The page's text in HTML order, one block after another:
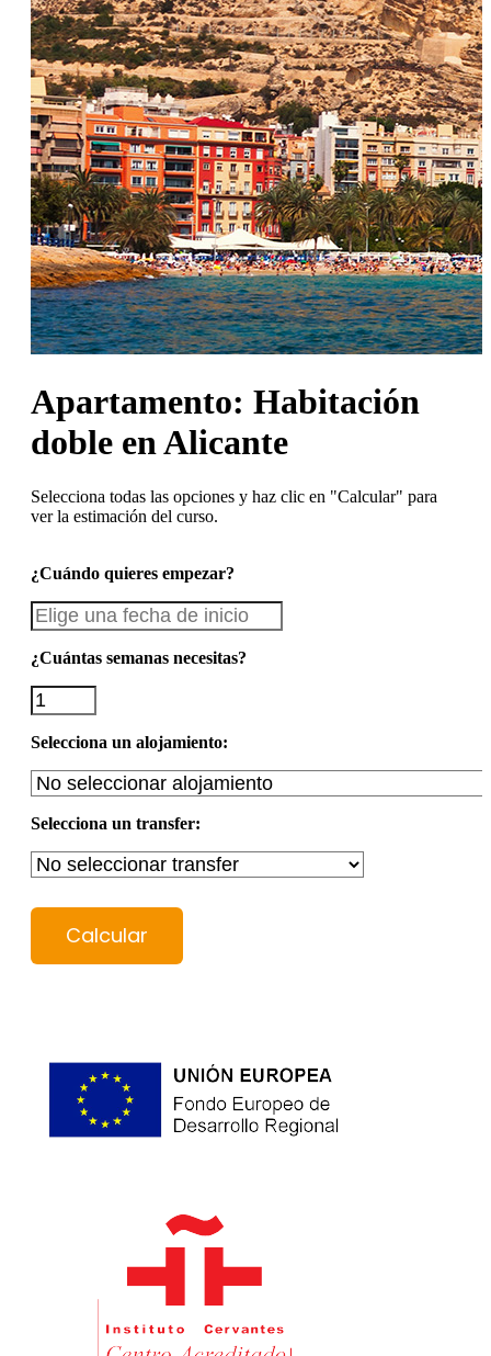
Apartamento: Habitación
doble en Alicante
Selecciona todas las opciones y haz clic en "Calcular" para
ver la estimación del curso.
¿Cuándo quieres empezar?
¿Cuántas semanas necesitas?
Selecciona un alojamiento:
Selecciona un transfer:
Calcular